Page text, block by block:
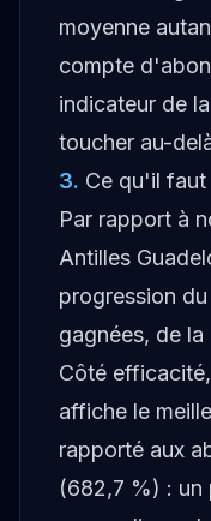
moyenne
compte
indicateur de
toucher au-
3. Ce qu'il faut
Par rapport à
Antilles
progression
gagnées, de
Côté
affiche le
rapporté aux
(682,7 %) : un